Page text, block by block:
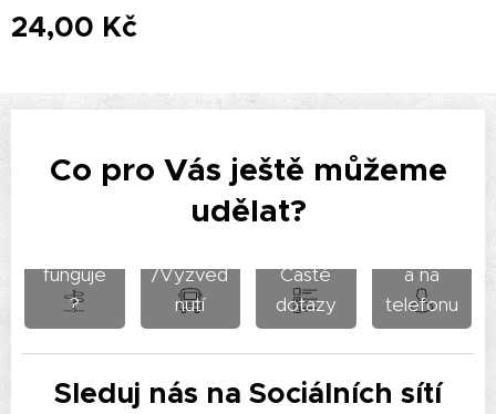
24,00 Kč
Co pro Vás ještě můžeme
udělat?
funguje
?
/Vyzved
nutí
Časté
dotazy
a na
telefonu
Sleduj nás na Sociálních sítí